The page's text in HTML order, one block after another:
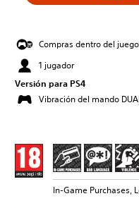
Compras dentro del
1 jugador
Versión para PS4
Vibración del mando
In-Game Purchases,